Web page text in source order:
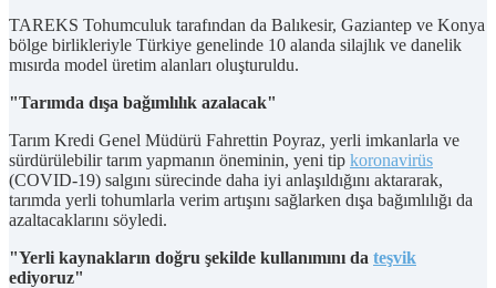
TAREKS Tohumculuk tarafından da Balıkesir, Gaziantep ve Konya
bölge birlikleriyle Türkiye genelinde 10 alanda silajlık ve danelik
mısırda model üretim alanları oluşturuldu.
"Tarımda dışa bağımlılık azalacak"
Tarım Kredi Genel Müdürü Fahrettin Poyraz, yerli imkanlarla ve
sürdürülebilir tarım yapmanın öneminin, yeni tip koronavirüs
(COVID-19) salgını sürecinde daha iyi anlaşıldığını aktararak,
tarımda yerli tohumlarla verim artışını sağlarken dışa bağımlılığı da
azaltacaklarını söyledi.
"Yerli kaynakların doğru şekilde kullanımını da teşvik
ediyoruz"